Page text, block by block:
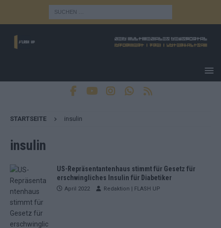
STARTSEITE insulin
insulin
US-Repräsentantenhaus stimmt für Gesetz für
erschwingliches Insulin für Diabetiker
April 2022 Redaktion | FLASH UP